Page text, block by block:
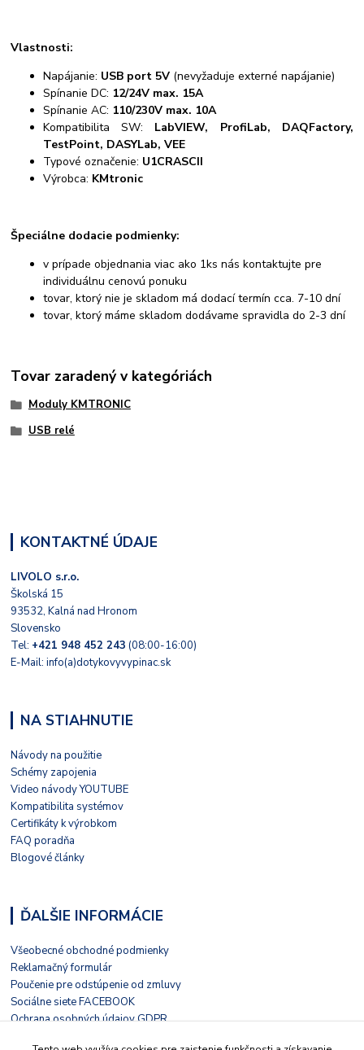
Vlastnosti:
Napájanie: USB port 5V (nevyžaduje externé napájanie)
Spínanie DC: 12/24V max. 15A
Spínanie AC: 110/230V max. 10A
Kompatibilita SW: LabVIEW, ProfiLab, DAQFactory,
TestPoint, DASYLab, VEE
Typové označenie: U1CRASCII
Výrobca: KMtronic
Špeciálne dodacie podmienky:
v prípade objednania viac ako 1ks nás kontaktujte pre
individuálnu cenovú ponuku
tovar, ktorý nie je skladom má dodací termín cca. 7-10 dní
tovar, ktorý máme skladom dodávame spravidla do 2-3 dní
Tovar zaradený v kategóriách
Moduly KMTRONIC
USB relé
KONTAKTNÉ ÚDAJE
LIVOLO s.r.o.
Školská 15
93532, Kalná nad Hronom
Slovensko
Tel: +421 948 452 243 (08:00-16:00)
E-Mail: info(a)dotykovyvypinac.sk
NA STIAHNUTIE
Návody na použitie
Schémy zapojenia
Video návody YOUTUBE
Kompatibilita systémov
Certifikáty k výrobkom
FAQ poradňa
Blogové články
ĎALŠIE INFORMÁCIE
Všeobecné obchodné podmienky
Reklamačný formulár
Poučenie pre odstúpenie od zmluvy
Sociálne siete FACEBOOK
Ochrana osobných údajov GDPR